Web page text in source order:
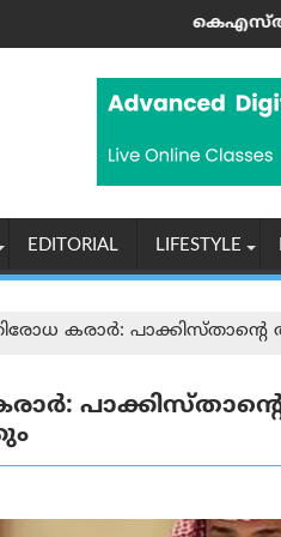
ലഭിച്ചു ഡിജിറ്റൽ
EDITORIAL LIFESTYLE
കരാർ: